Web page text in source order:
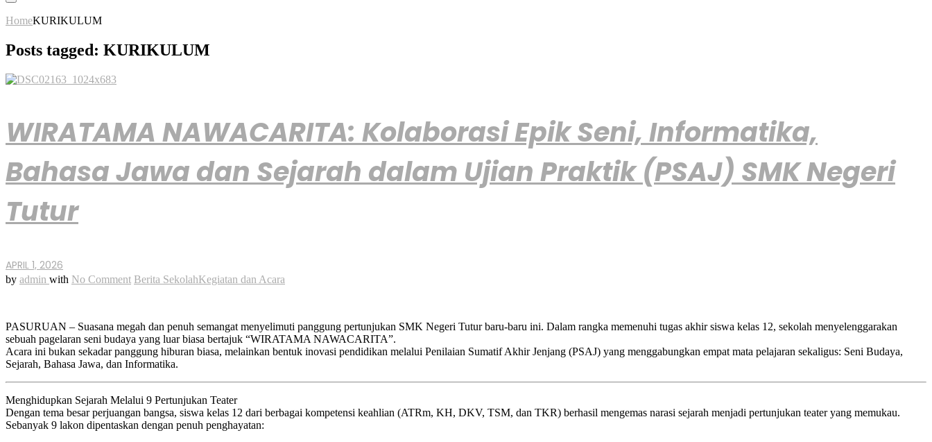
HomeKURIKULUM
Posts tagged: KURIKULUM
WIRATAMA NAWACARITA: Kolaborasi Epik Seni, Informatika,
Bahasa Jawa dan Sejarah dalam Ujian Praktik (PSAJ) SMK Negeri
Tutur
APRIL 1, 2026
by admin with No Comment Berita SekolahKegiatan dan Acara
PASURUAN – Suasana megah dan penuh semangat menyelimuti panggung pertunjukan SMK Negeri Tutur baru-baru ini. Dalam rangka memenuhi tugas akhir siswa kelas 12, sekolah menyelenggarakan
sebuah pagelaran seni budaya yang luar biasa bertajuk “WIRATAMA NAWACARITA”.
Acara ini bukan sekadar panggung hiburan biasa, melainkan bentuk inovasi pendidikan melalui Penilaian Sumatif Akhir Jenjang (PSAJ) yang menggabungkan empat mata pelajaran sekaligus: Seni Budaya,
Sejarah, Bahasa Jawa, dan Informatika.
Menghidupkan Sejarah Melalui 9 Pertunjukan Teater
Dengan tema besar perjuangan bangsa, siswa kelas 12 dari berbagai kompetensi keahlian (ATRm, KH, DKV, TSM, dan TKR) berhasil mengemas narasi sejarah menjadi pertunjukan teater yang memukau.
Sebanyak 9 lakon dipentaskan dengan penuh penghayatan: